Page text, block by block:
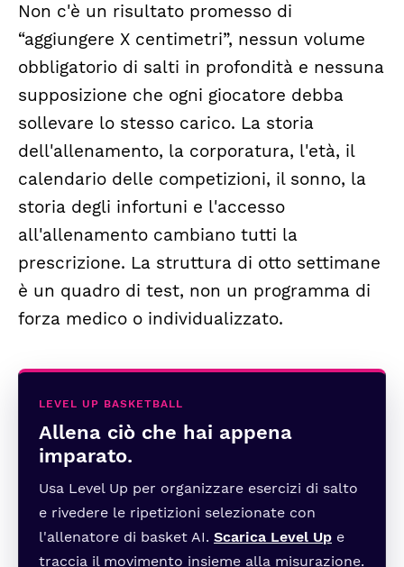
Non c'è un risultato promesso di
“aggiungere X centimetri”, nessun volume
obbligatorio di salti in profondità e nessuna
supposizione che ogni giocatore debba
sollevare lo stesso carico. La storia
dell'allenamento, la corporatura, l'età, il
calendario delle competizioni, il sonno, la
storia degli infortuni e l'accesso
all'allenamento cambiano tutti la
prescrizione. La struttura di otto settimane
è un quadro di test, non un programma di
forza medico o individualizzato.
LEVEL UP BASKETBALL
Allena ciò che hai appena
imparato.
Usa Level Up per organizzare esercizi di salto
e rivedere le ripetizioni selezionate con
l'allenatore di basket AI. Scarica Level Up e
traccia il movimento insieme alla misurazione.